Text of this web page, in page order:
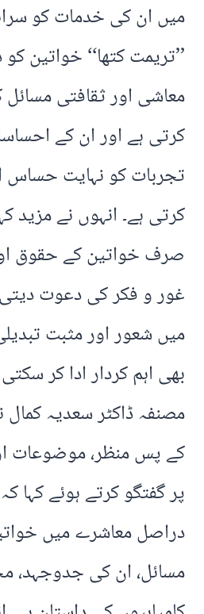
میں ان کی خدمات کو
’’تریمت کتھا‘‘ خواتین
معاشی اور ثقافتی
کرتی ہے اور ان کے
تجربات کو نہایت حساس
کرتی ہے۔ انہوں نے مزید
صرف خواتین کے حقوق
غور و فکر کی دعوت
میں شعور اور مثبت
بھی اہم کردار ادا کر
مصنفہ ڈاکٹر سعدیہ
کے پس منظر، موضوعات
پر گفتگو کرتے ہوئے کہا
دراصل معاشرے میں
مسائل، ان کی جدوجہد،